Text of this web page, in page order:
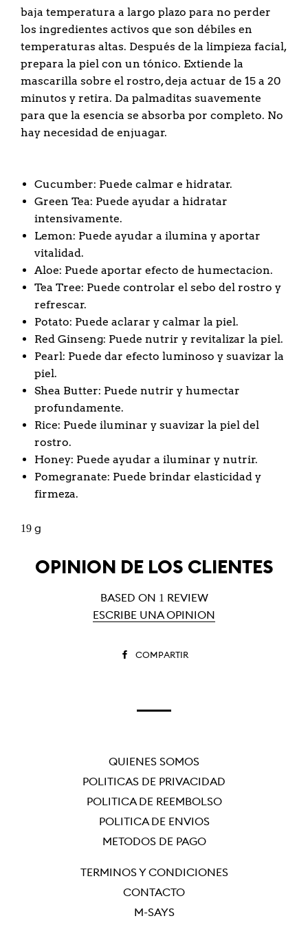
baja temperatura a largo plazo para no perder
los ingredientes activos que son débiles en
temperaturas altas. Después de la limpieza facial,
prepara la piel con un tónico. Extiende la
mascarilla sobre el rostro, deja actuar de 15 a 20
minutos y retira. Da palmaditas suavemente
para que la esencia se absorba por completo. No
hay necesidad de enjuagar.
Cucumber: Puede calmar e hidratar.
Green Tea: Puede ayudar a hidratar
intensivamente.
Lemon: Puede ayudar a ilumina y aportar
vitalidad.
Aloe: Puede aportar efecto de humectacion.
Tea Tree: Puede controlar el sebo del rostro y
refrescar.
Potato: Puede aclarar y calmar la piel.
Red Ginseng: Puede nutrir y revitalizar la piel.
Pearl: Puede dar efecto luminoso y suavizar la
piel.
Shea Butter: Puede nutrir y humectar
profundamente.
Rice: Puede iluminar y suavizar la piel del
rostro.
Honey: Puede ayudar a iluminar y nutrir.
Pomegranate: Puede brindar elasticidad y
firmeza.
19 g
OPINIÓN DE LOS CLIENTES
BASED ON 1 REVIEW
ESCRIBE UNA OPINIÓN
COMPARTIR
QUIÉNES SOMOS
POLÍTICAS DE PRIVACIDAD
POLÍTICA DE REEMBOLSO
POLÍTICA DE ENVÍOS
MÉTODOS DE PAGO
TÉRMINOS Y CONDICIONES
CONTACTO
M-SAYS